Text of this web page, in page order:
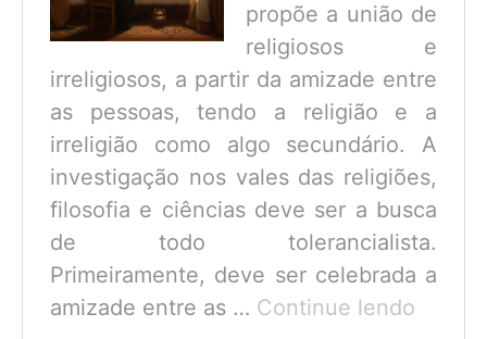
propõe a união de
religiosos e
irreligiosos, a partir da amizade entre
as pessoas, tendo a religião e a
irreligião como algo secundário. A
investigação nos vales das religiões,
filosofia e ciências deve ser a busca
de todo tolerancialista.
Primeiramente, deve ser celebrada a
amizade entre as … Continue lendo